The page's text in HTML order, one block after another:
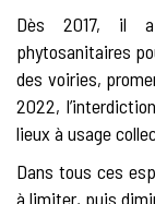
Dès 2017, il
phytosanitaires
des voiries,
2022,
lieux à usage
Dans tous ces
à limiter, puis